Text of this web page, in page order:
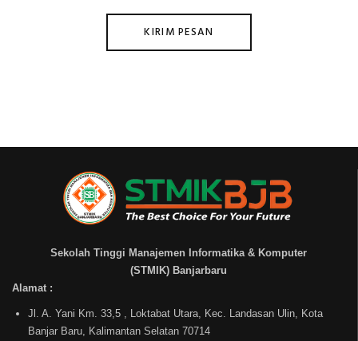
KIRIM PESAN
Sekolah Tinggi Manajemen Informatika & Komputer
(STMIK) Banjarbaru
Alamat :
Jl. A. Yani Km. 33,5 , Loktabat Utara, Kec. Landasan Ulin, Kota
Banjar Baru, Kalimantan Selatan 70714